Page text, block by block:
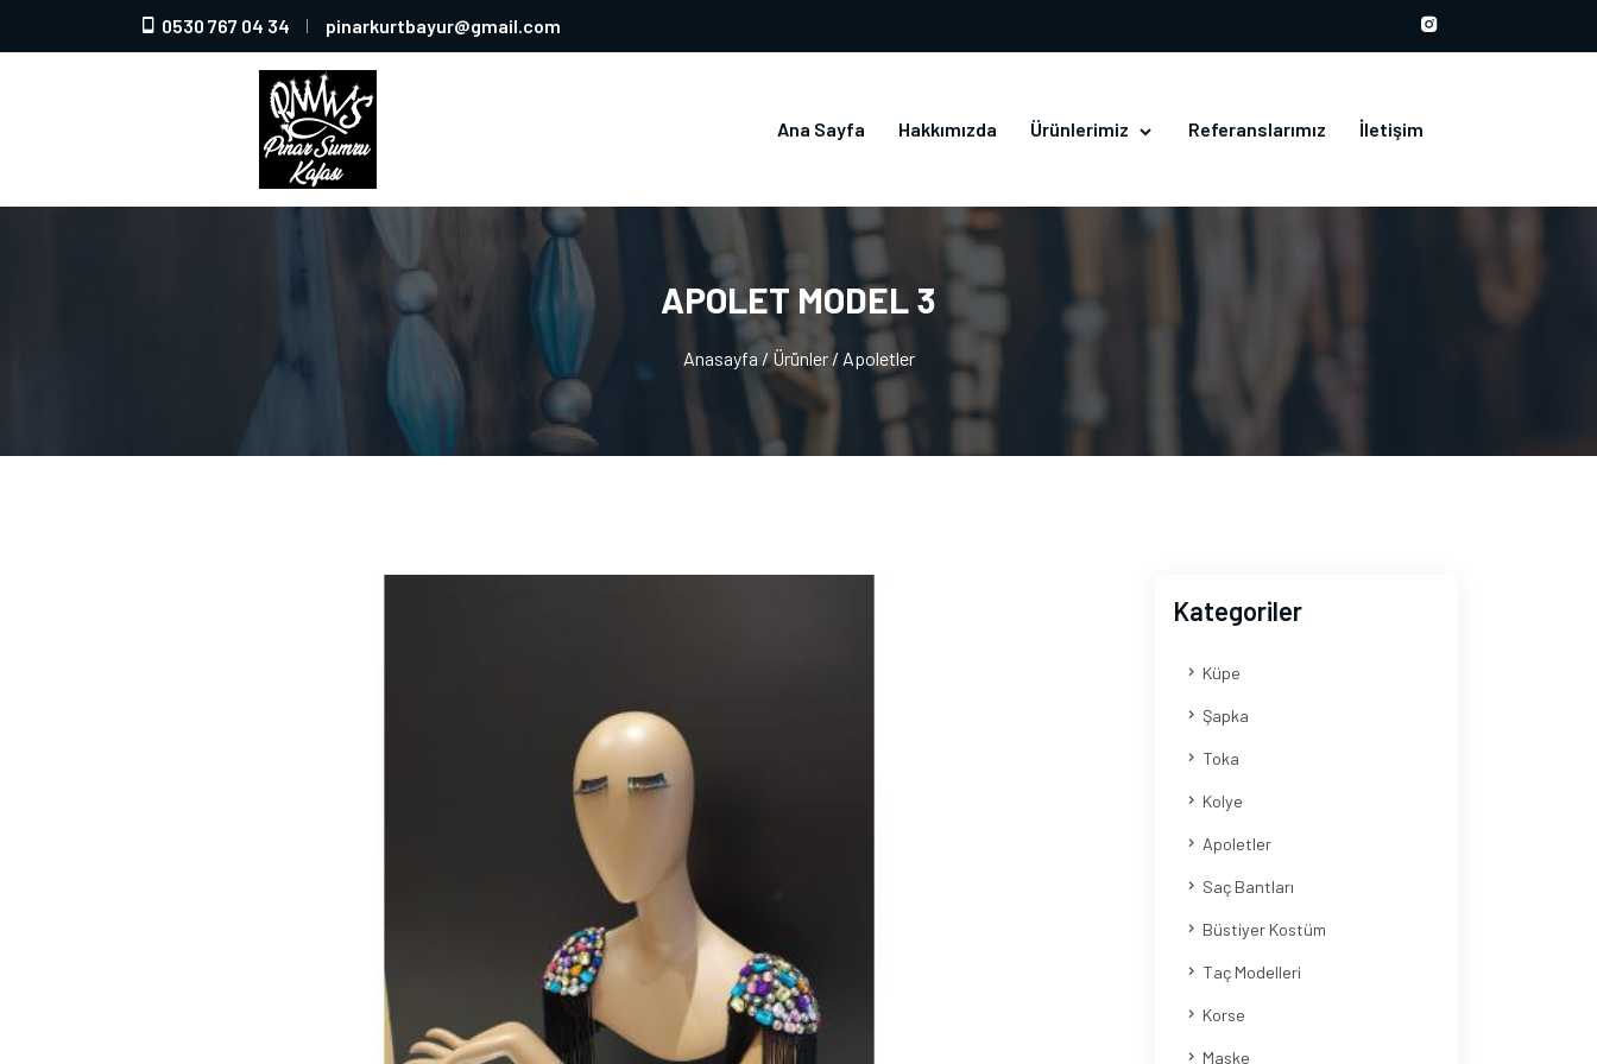
0530 767 04 34 pinarkurtbayur@gmail.com
Ana Sayfa Hakkımızda Ürünlerimiz Referanslarımız İletişim
APOLET MODEL 3
Anasayfa/Ürünler/ Apoletler
Kategoriler
Küpe
Şapka
Toka
Kolye
Apoletler
Saç Bantları
Büstiyer Kostüm
Taç Modelleri
Korse
Maske